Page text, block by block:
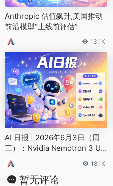
Anthropic 估值飙升,美国推动
前沿模型“上线前评估”
13.1K
AI 日报 | 2026年6月3日（周
三）：Nvidia Nemotron 3 Ult
ra成美最强开源模型、豆包6月
下旬正式收费
18.1K
暂无评论